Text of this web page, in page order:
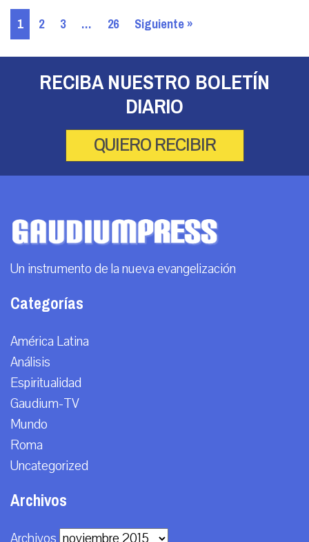
1 2 3 … 26 Siguiente »
RECIBA NUESTRO BOLETÍN
DIARIO
QUIERO RECIBIR
Un instrumento de la nueva evangelización
Categorías
América Latina
Análisis
Espiritualidad
Gaudium-TV
Mundo
Roma
Uncategorized
Archivos